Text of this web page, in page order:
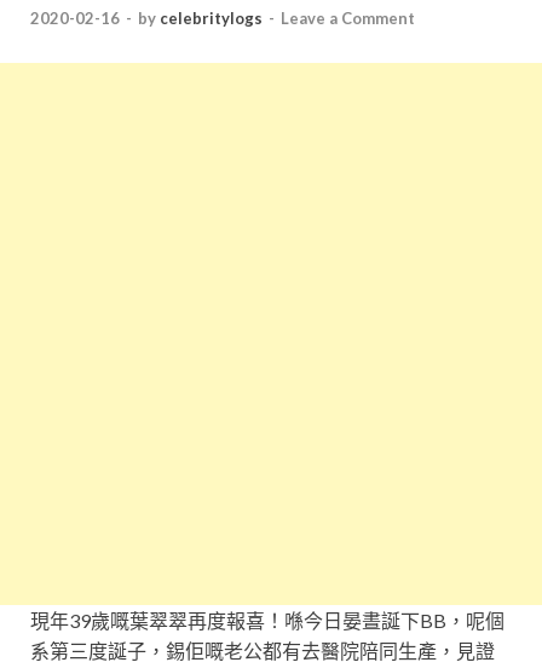
2020-02-16 - by celebritylogs - Leave a Comment
現年39歲嘅葉翠翠再度報喜！喺今日晏晝誕下BB，呢個
系第三度誕子，錫佢嘅老公都有去醫院陪同生產，見證